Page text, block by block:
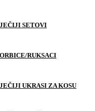
SETOVI
RUKSACI
UKRASI ZA KOSU